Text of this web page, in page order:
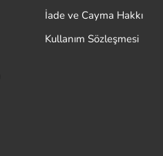
İade ve Cayma Hakkı
Kullanım Sözleşmesi